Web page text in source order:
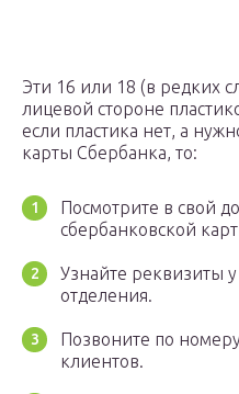
Эти 16 или 18 (в редких
лицевой стороне
если пластика нет, а
карты Сбербанка, то:
Посмотрите в свой
сбербанковской
Узнайте реквизиты
отделения.
Позвоните по
клиентов.